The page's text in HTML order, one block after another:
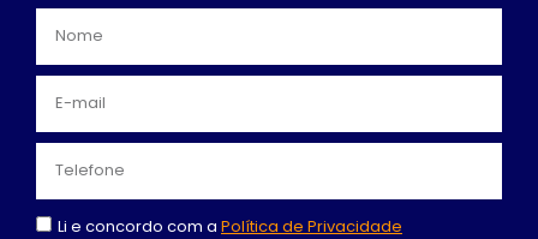
Li e concordo com a Política de Privacidade